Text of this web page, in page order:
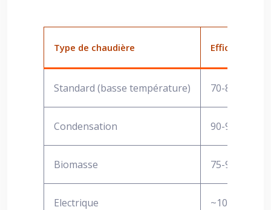
Type de chaudière Efficacité
Standard (basse température) 70-80%
Condensation 90-98%
Biomasse 75-90%
Electrique ~100%